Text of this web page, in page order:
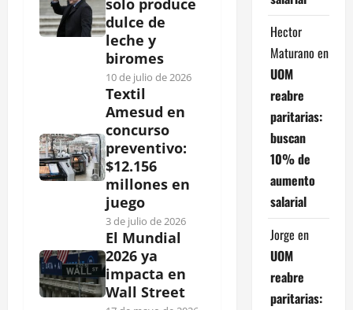
solo produce
dulce de
leche y
biromes
10 de julio de 2026
Textil
Amesud en
concurso
preventivo:
$12.156
millones en
juego
3 de julio de 2026
El Mundial
2026 ya
impacta en
Wall Street
Hector
Maturano en
UOM
reabre
paritarias:
buscan
10% de
aumento
salarial
Jorge en
UOM
reabre
paritarias: